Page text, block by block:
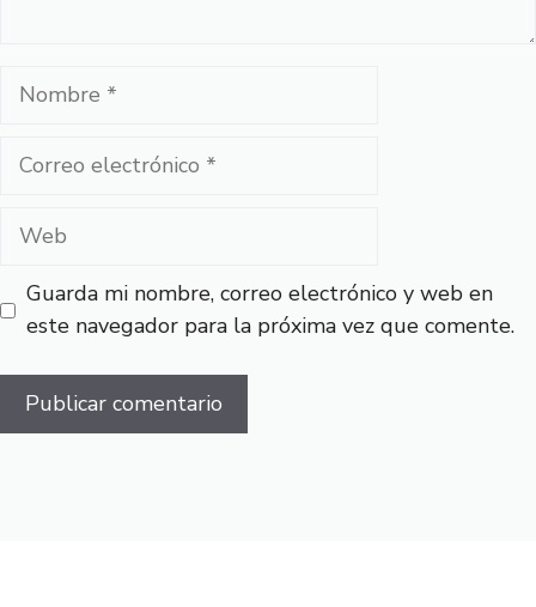
Nombre
Correo
Web
Guarda mi nombre, correo electrónico y web en
este navegador para la próxima vez que comente.